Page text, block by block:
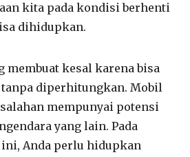
kita pada kondisi berhenti
dihidupkan.
membuat kesal karena bisa
diperhitungkan. Mobil
mempunyai potensi
yang lain. Pada
Anda perlu hidupkan